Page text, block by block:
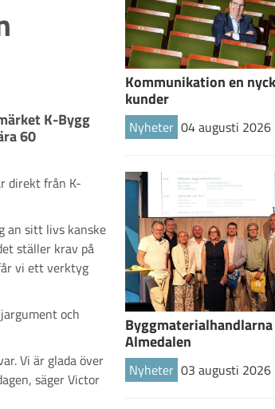
K-Bygg
60
direkt från K-
an sitt livs kanske
ställer krav på
vi ett verktyg
och
Vi är glada över
säger Victor
Kommunikation en
kunder
Nyheter 04 augusti 2026
Almedalen
Nyheter 03 augusti 2026